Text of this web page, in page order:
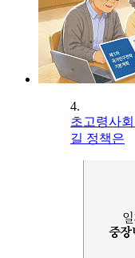
4.
초고령사
길 정책은